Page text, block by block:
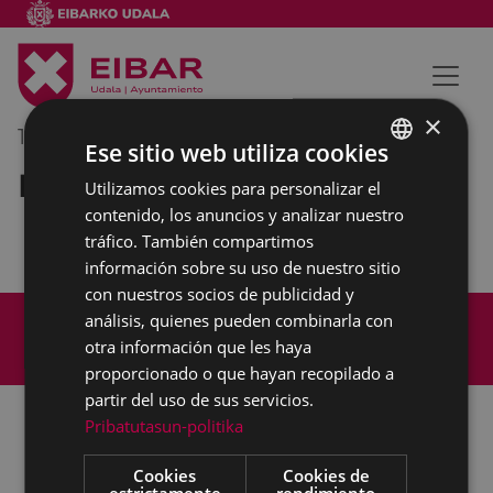
18/10/2023
Reunión externa
Aviso legal
Política de cookies
Accesibilidad
BASQUE
SPANISH
×
Ese sitio web utiliza cookies
Utilizamos cookies para personalizar el
contenido, los anuncios y analizar nuestro
tráfico. También compartimos
información sobre su uso de nuestro sitio
con nuestros socios de publicidad y
análisis, quienes pueden combinarla con
otra información que les haya
proporcionado o que hayan recopilado a
partir del uso de sus servicios.
Pribatutasun-politika
Cookies
Cookies de